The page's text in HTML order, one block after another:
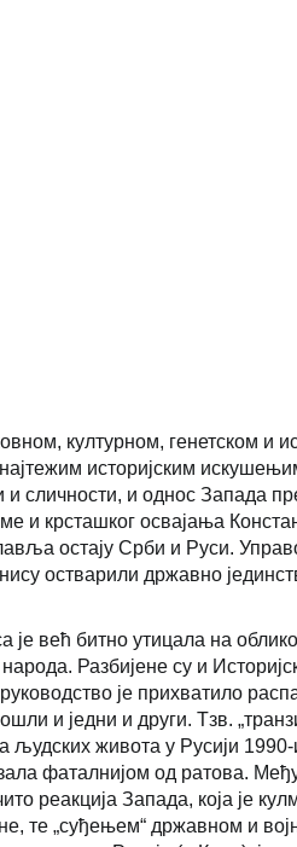
културном, генетском и
најтежим историјским
и сличности, и однос Запада
и крсташког освајања
остају Срби и Руси.
остварили државно
је већ битно утицала на
Разбијене су и
је прихватило
и једни и други. Тзв.
људских живота у Русији
фаталнијом од ратова.
реакција Запада, која је
те „суђењем“ државном и